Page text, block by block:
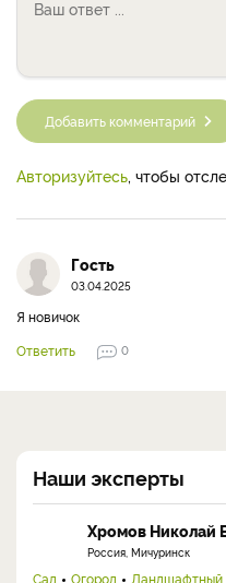
Добавить комментарий
Авторизуйтесь , чтобы
Гость
03.04.2025
Я новичок
Ответить
0
Наши эксперты
Хромов Николай
Россия, Мичуринск
Сад Огород Ландшафтный